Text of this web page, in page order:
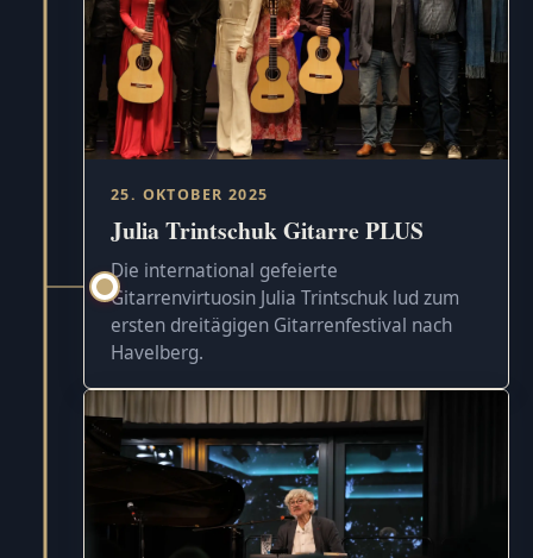
25. OKTOBER 2025
Julia Trintschuk Gitarre PLUS
Die international gefeierte
Gitarrenvirtuosin Julia Trintschuk lud zum
ersten dreitägigen Gitarrenfestival nach
Havelberg.